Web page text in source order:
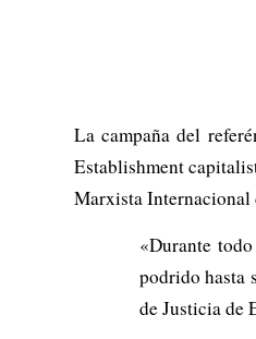
La campaña del
Establishment
Marxista Internacional
«Durante
podrido hasta
de Justicia de